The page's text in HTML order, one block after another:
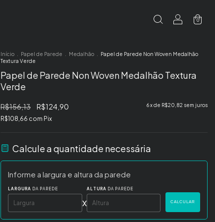
0
Início Papel de Parede Medalhão
Papel de Parede Non Woven Medalhão
Textura Verde
Papel de Parede Non Woven Medalhão Textura
Verde
R$156,13 R$124,90 6x de R$20,82 sem juros
R$108,66 com Pix
Calcule a quantidade necessária
Informe a largura e altura da parede
LARGURA DA PAREDE
x
ALTURA DA PAREDE
CALCULAR